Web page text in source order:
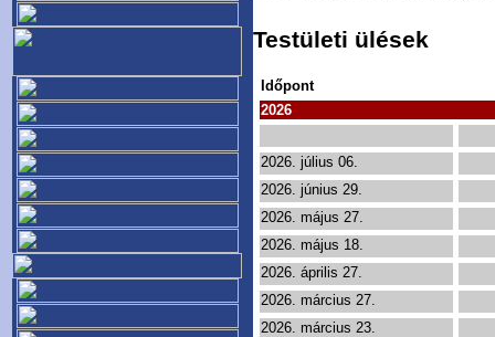
Testületi ülések
Időpont
2026
2026. július 06.
2026. június 29.
2026. május 27.
2026. május 18.
2026. április 27.
2026. március 27.
2026. március 23.